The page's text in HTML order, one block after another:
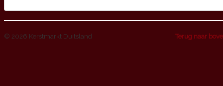
Terug naar
© 2026 Kerstmarkt Duitsland